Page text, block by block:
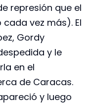
represión que el
vez más). El
Gordy
y le
en el
de Caracas.
y luego